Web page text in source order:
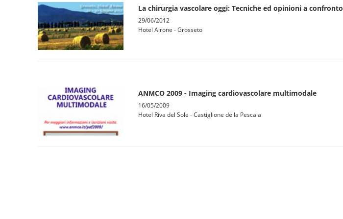
La chirurgia vascolare oggi: Tecniche ed opinioni a confronto
29/06/2012
Hotel Airone - Grosseto
ANMCO 2009 - Imaging cardiovascolare multimodale
16/05/2009
Hotel Riva del Sole - Castiglione della Pescaia